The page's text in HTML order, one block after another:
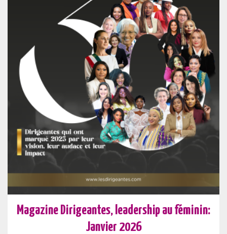
Magazine Dirigeantes, leadership au féminin:
Janvier 2026